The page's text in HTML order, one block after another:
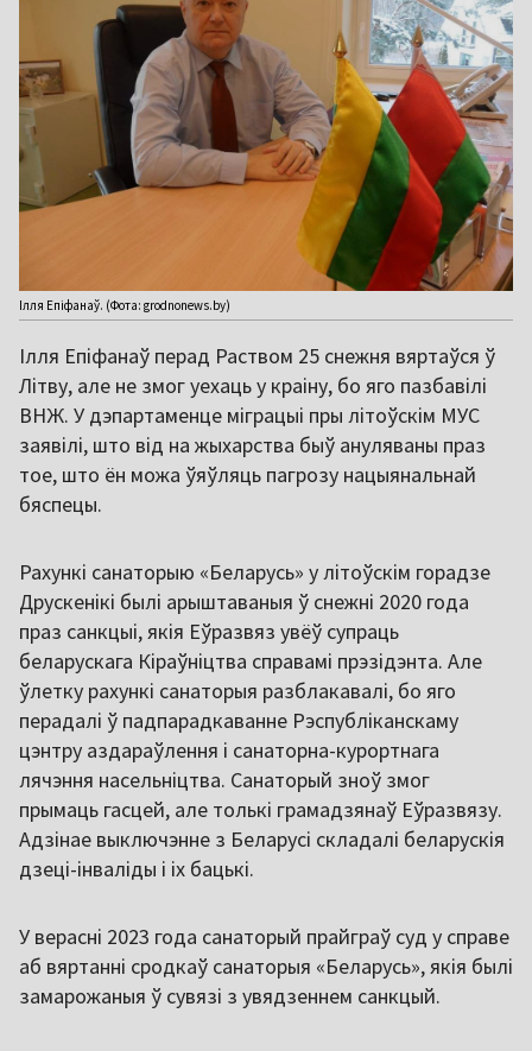
Ілля Епіфанаў. (Фота: grodnonews.by)
Ілля Епіфанаў перад Раством 25 снежня вяртаўся ў
Літву, але не змог уехаць у краіну, бо яго пазбавілі
ВНЖ. У дэпартаменце міграцыі пры літоўскім МУС
заявілі, што від на жыхарства быў ануляваны праз
тое, што ён можа ўяўляць пагрозу нацыянальнай
бяспецы.
Рахункі санаторыю «Беларусь» у літоўскім горадзе
Друскенікі былі арыштаваныя ў снежні 2020 года
праз санкцыі, якія Еўразвяз увёў супраць
беларускага Кіраўніцтва справамі прэзідэнта. Але
ўлетку рахункі санаторыя разблакавалі, бо яго
перадалі ў падпарадкаванне Рэспубліканскаму
цэнтру аздараўлення і санаторна-курортнага
лячэння насельніцтва. Санаторый зноў змог
прымаць гасцей, але толькі грамадзянаў Еўразвязу.
Адзінае выключэнне з Беларусі складалі беларускія
дзеці-інваліды і іх бацькі.
У верасні 2023 года санаторый прайграў суд у справе
аб вяртанні сродкаў санаторыя «Беларусь», якія былі
замарожаныя ў сувязі з увядзеннем санкцый.